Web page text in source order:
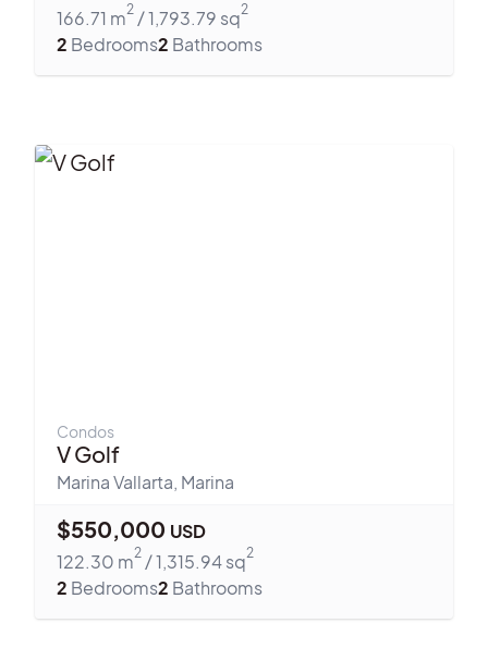
166.71 m2 /1,793.79 sq2
2 Bedrooms2 Bathrooms
Condos
V Golf
Marina Vallarta, Marina
$550,000 USD
122.30 m2 /1,315.94sq2
2 Bedrooms2 Bathrooms